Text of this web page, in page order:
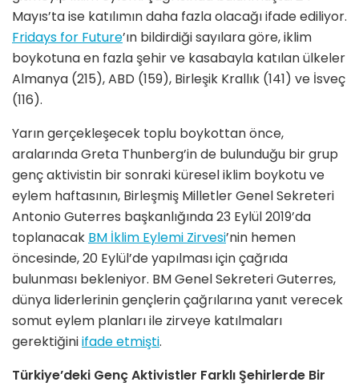
Mayıs’ta ise katılımın daha fazla olacağı ifade ediliyor.
Fridays for Future’ın bildirdiği sayılara göre, iklim
boykotuna en fazla şehir ve kasabayla katılan ülkeler
Almanya (215), ABD (159), Birleşik Krallık (141) ve İsveç
(116).
Yarın gerçekleşecek toplu boykottan önce,
aralarında Greta Thunberg’in de bulunduğu bir grup
genç aktivistin bir sonraki küresel iklim boykotu ve
eylem haftasının, Birleşmiş Milletler Genel Sekreteri
Antonio Guterres başkanlığında 23 Eylül 2019’da
toplanacak BM İklim Eylemi Zirvesi’nin hemen
öncesinde, 20 Eylül’de yapılması için çağrıda
bulunması bekleniyor. BM Genel Sekreteri Guterres,
dünya liderlerinin gençlerin çağrılarına yanıt verecek
somut eylem planları ile zirveye katılmaları
gerektiğiniifade etmişti.
Türkiye’deki Genç Aktivistler Farklı Şehirlerde Bir